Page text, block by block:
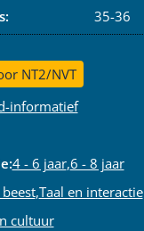
35-36
NT2/NVT
informatief
4 - 6 jaar,6 - 8 jaar
,Taal en interactie
cultuur